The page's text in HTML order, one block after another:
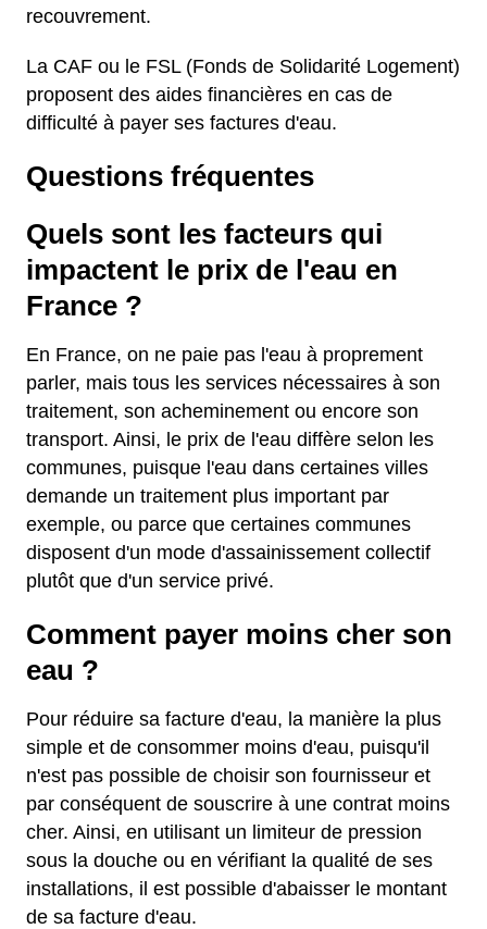
recouvrement.
La CAF ou le FSL (Fonds de Solidarité Logement)
proposent des aides financières en cas de
difficulté à payer ses factures d'eau.
Questions fréquentes
Quels sont les facteurs qui
impactent le prix de l'eau en
France ?
En France, on ne paie pas l'eau à proprement
parler, mais tous les services nécessaires à son
traitement, son acheminement ou encore son
transport. Ainsi, le prix de l'eau diffère selon les
communes, puisque l'eau dans certaines villes
demande un traitement plus important par
exemple, ou parce que certaines communes
disposent d'un mode d'assainissement collectif
plutôt que d'un service privé.
Comment payer moins cher son
eau ?
Pour réduire sa facture d'eau, la manière la plus
simple et de consommer moins d'eau, puisqu'il
n'est pas possible de choisir son fournisseur et
par conséquent de souscrire à une contrat moins
cher. Ainsi, en utilisant un limiteur de pression
sous la douche ou en vérifiant la qualité de ses
installations, il est possible d'abaisser le montant
de sa facture d'eau.